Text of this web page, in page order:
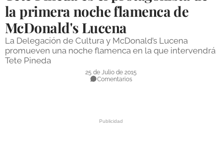
COMPETICIONES
DEPORTE BASE
OPINIÓN
la primera noche flamenca de
McDonald's Lucena
La Delegación de Cultura y McDonald’s Lucena
promueven una noche flamenca en la que intervendrá
Tete Pineda
25 de Julio de 2015
Comentarios